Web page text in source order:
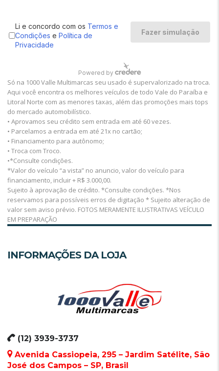
Só na 1000 Valle Multimarcas seu usado é supervalorizado na troca.
Aqui você encontra os melhores veículos de todo Vale do Paraíba e
Litoral Norte com as menores taxas, além das promoções mais tops
do mercado automobilístico.
• Aprovamos seu crédito sem entrada em até 60 vezes.
• Parcelamos a entrada em até 21x no cartão;
• Financiamento para autônomo;
• Troca com Troco.
•*Consulte condições.
*Valor do veículo “a vista” no anuncio, valor do veículo para
financiamento, incluir + R$ 3.000,00.
Sujeito à aprovação de crédito. *Consulte condições. *Nos
reservamos para possíveis erros de digitação * Sujeito alteração de
valor sem aviso prévio. FOTOS MERAMENTE ILUSTRATIVAS VEÍCULO
EM PREPARAÇÃO
INFORMAÇÕES DA LOJA
(12) 3939-3737
Avenida Cassiopeia, 295 – Jardim Satélite, São
José dos Campos – SP, Brasil